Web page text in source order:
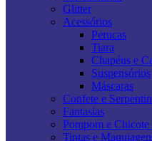
Glitter
Acessórios
Perucas
Tiara
Chapéus e
Suspensórios
Máscaras
Confete e
Fantasias
Pompom e
Tintas e